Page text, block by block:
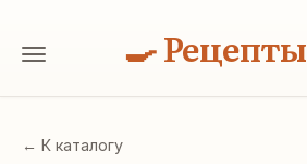
🍳 Рецепты
← К каталогу